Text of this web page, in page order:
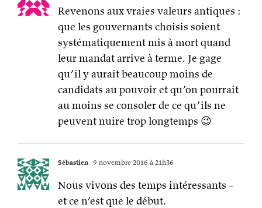
Revenons aux vraies valeurs antiques :
que les gouvernants choisis soient
systématiquement mis à mort quand
leur mandat arrive à terme. Je gage
qu’il y aurait beaucoup moins de
candidats au pouvoir et qu’on pourrait
au moins se consoler de ce qu’ils ne
peuvent nuire trop longtemps 😉
Sébastien 9 novembre 2016 à 21h36
Nous vivons des temps intéressants –
et ce n’est que le début.